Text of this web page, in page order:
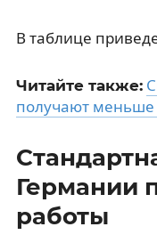
В таблице
Читайте также:
получают меньше
Германии
работы